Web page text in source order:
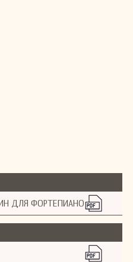
ДЛЯ ФОРТЕПИАНО